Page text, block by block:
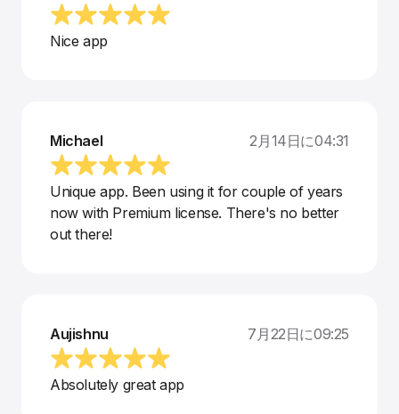
Nice app
Michael 2月14日に04:31
Unique app. Been using it for couple of years
now with Premium license. There's no better
out there!
Aujishnu 7月22日に09:25
Absolutely great app